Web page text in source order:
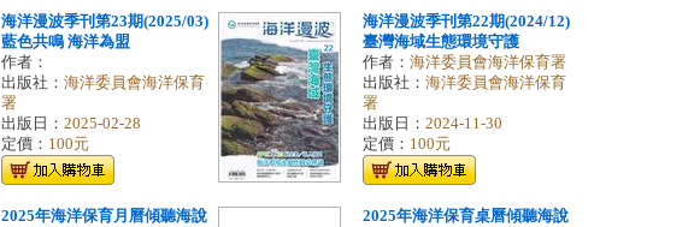
海洋漫波季刊第23期(2025/03)
藍色共鳴 海洋為盟
作者：
出版社： 海洋委員會海洋保育
署
出版日： 2025-02-28
定價： 100元
海洋漫波季刊第22期(2024/12)
臺灣海域生態環境守護
作者： 海洋委員會海洋保育署
出版社： 海洋委員會海洋保育
署
出版日： 2024-11-30
定價： 100元
2025年海洋保育月曆傾聽海說
2025年海洋保育桌曆傾聽海說